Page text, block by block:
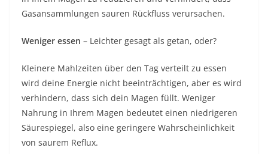
Gasansammlungen sauren Rückfluss verursachen.
Weniger essen – Leichter gesagt als getan, oder?
Kleinere Mahlzeiten über den Tag verteilt zu essen
wird deine Energie nicht beeinträchtigen, aber es wird
verhindern, dass sich dein Magen füllt. Weniger
Nahrung in Ihrem Magen bedeutet einen niedrigeren
Säurespiegel, also eine geringere Wahrscheinlichkeit
von saurem Reflux.